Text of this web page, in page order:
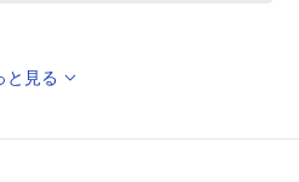
と見る